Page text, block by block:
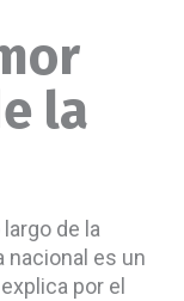
la
de la
nacional es un
por el